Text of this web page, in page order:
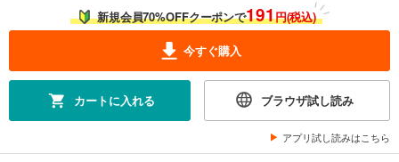
新規会員70%OFFクーポンで191円(税込)
今すぐ購入
カートに入れる ブラウザ試し読み
アプリ試し読みはこちら